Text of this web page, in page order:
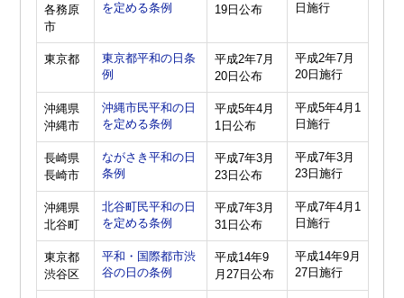
各務原
市
を定める条例
19日公布
日施行
東京都
東京都平和の日条
例
平成2年7月
20日公布
平成2年7月
20日施行
沖縄県
沖縄市
沖縄市民平和の日
を定める条例
平成5年4月
1日公布
平成5年4月1
日施行
長崎県
長崎市
ながさき平和の日
条例
平成7年3月
23日公布
平成7年3月
23日施行
沖縄県
北谷町
北谷町民平和の日
を定める条例
平成7年3月
31日公布
平成7年4月1
日施行
東京都
渋谷区
平和・国際都市渋
谷の日の条例
平成14年9
月27日公布
平成14年9月
27日施行